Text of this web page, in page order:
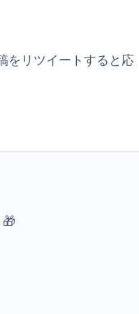
をリツイートすると応